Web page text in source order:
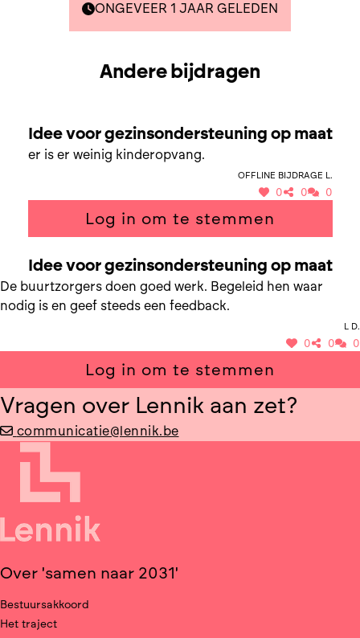
ONGEVEER 1 JAAR GELEDEN
Andere bijdragen
Idee voor gezinsondersteuning op maat
er is er weinig kinderopvang.
Offline bijdrage L.
0 0 0
Log in om te stemmen
Idee voor gezinsondersteuning op maat
De buurtzorgers doen goed werk. Begeleid hen waar
nodig is en geef steeds een feedback.
L D.
0 0 0
Log in om te stemmen
Vragen over Lennik aan zet?
communicatie@lennik.be
Over 'samen naar 2031'
Bestuursakkoord
Het traject